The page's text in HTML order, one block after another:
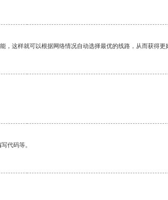
这样就可以根据网络情况自动选择最优的线路，从而获得更
代码等。